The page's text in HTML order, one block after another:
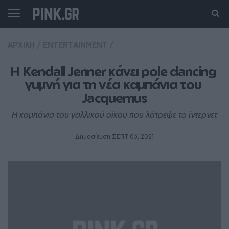
Η Kendall Jenner κάνει pole dancing
γuμνή για τη νέα καμπάνια του
Jacquemus
Η καμπάνια του γαλλικού οίκου που λάτρεψε το ίντερνετ
Δημοσίευση ΣΕΠΤ 03, 2021